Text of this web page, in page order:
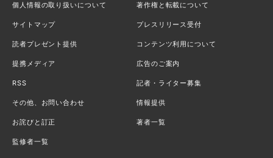
個人情報の取り扱いについて 著作権と転載について
サイトマップ プレスリリース受付
読者プレゼント提供 コンテンツ利用について
提携メディア 広告のご案内
RSS 記者・ライター募集
その他、お問い合わせ 情報提供
お詫びと訂正 著者一覧
監修者一覧